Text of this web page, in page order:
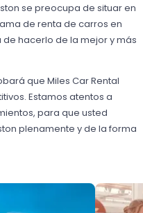
se preocupa de situar en
de renta de carros en
hacerlo de la mejor y más
que Miles Car Rental
Estamos atentos a
para que usted
plenamente y de la forma